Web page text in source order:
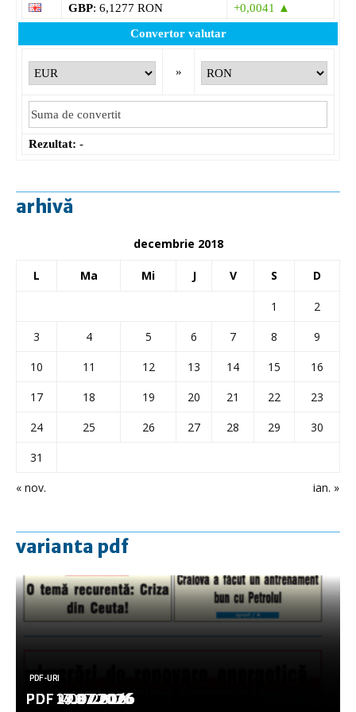
GBP: 6,1277 RON
+0,0041 ▲
Convertor valutar
»
Rezultat: -
arhivă
decembrie 2018
L Ma Mi J V S D
« nov. ian. »
1
2
3
4 5 6 7 8
9
10
11 12 13 14 15
16
17
18 19 20 21 22
23
24
25 26 27 28 29
30
31
varianta pdf
PDF-URI
PDF 3.08.2026
PDF-URI
PDF 29.07.2026
PDF-URI
PDF 27.07.2026
PDF-URI
PDF 17.07.2026
PDF-URI
PDF 14.07.2026